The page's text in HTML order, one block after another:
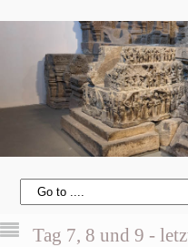
Tag 7, 8 und 9 -